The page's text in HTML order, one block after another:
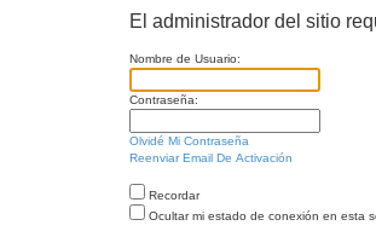
El administrador del sitio
Nombre de Usuario:
Contraseña:
Olvidé Mi Contraseña
Reenviar Email De Activación
Recordar
Ocultar mi estado de conexión en esta